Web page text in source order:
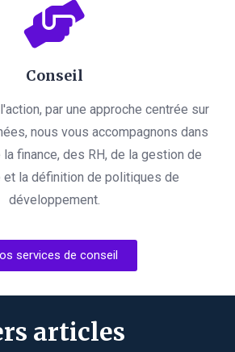
Conseil
par une approche centrée sur
nous vous accompagnons dans
finance, des RH, de la gestion de
et la définition de politiques de
développement.
services de conseil
articles